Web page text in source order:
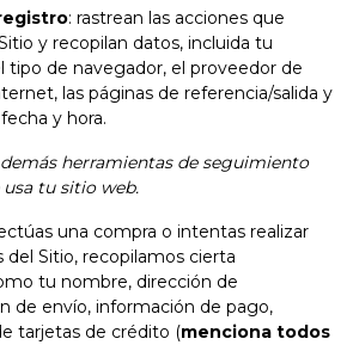
: rastrean las acciones que
y recopilan datos, incluida tu
tipo de navegador, el proveedor de
las páginas de referencia/salida y
y hora.
herramientas de seguimiento
tu sitio web.
una compra o intentas realizar
del Sitio, recopilamos cierta
tu nombre, dirección de
de envío, información de pago,
tarjetas de crédito (menciona todos